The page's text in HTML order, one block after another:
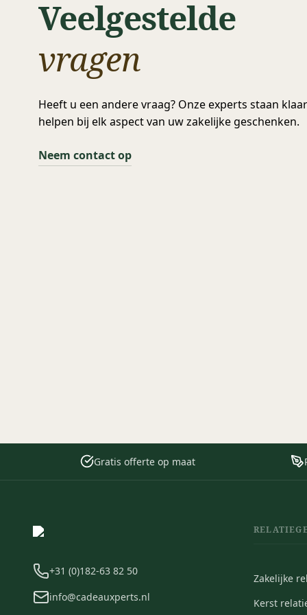
Veelgestelde
vragen
Heeft u een andere vraag? Onze experts staan
helpen bij elk aspect van uw zakelijke geschenken.
Neem contact op
Gratis offerte op maat
+31 (0)182-63 82 50
info@cadeauxperts.nl
Zakelijke
Kerst